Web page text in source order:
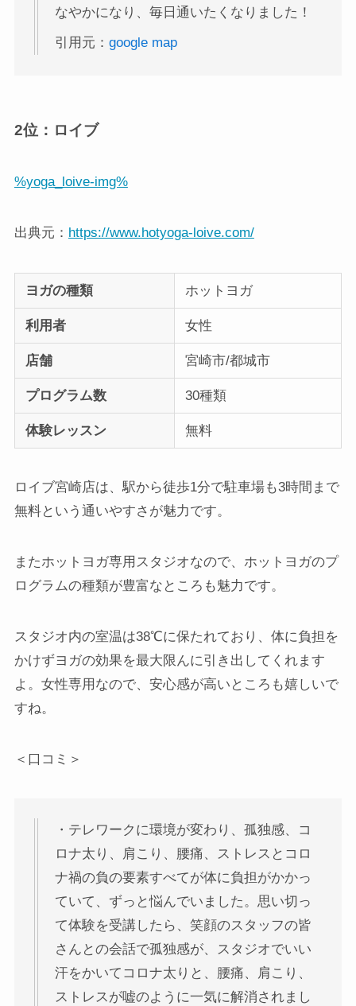
なやかになり、毎日通いたくなりました！
引用元： google map
2位：ロイブ
%yoga_loive-img%
出典元： https://www.hotyoga-loive.com/
ヨガの種類 ホットヨガ
利用者 女性
店舗 宮崎市/都城市
プログラム数 30種類
体験レッスン 無料
ロイブ宮崎店は、駅から徒歩1分で駐車場も3時間まで
無料という通いやすさが魅力です。
またホットヨガ専用スタジオなので、ホットヨガのプ
ログラムの種類が豊富なところも魅力です。
スタジオ内の室温は38℃に保たれており、体に負担を
かけずヨガの効果を最大限んに引き出してくれます
よ。女性専用なので、安心感が高いところも嬉しいで
すね。
＜口コミ＞
・テレワークに環境が変わり、孤独感、コ
ロナ太り、肩こり、腰痛、ストレスとコロ
ナ禍の負の要素すべてが体に負担がかかっ
ていて、ずっと悩んでいました。思い切っ
て体験を受講したら、笑顔のスタッフの皆
さんとの会話で孤独感が、スタジオでいい
汗をかいてコロナ太りと、腰痛、肩こり、
ストレスが嘘のように一気に解消されまし